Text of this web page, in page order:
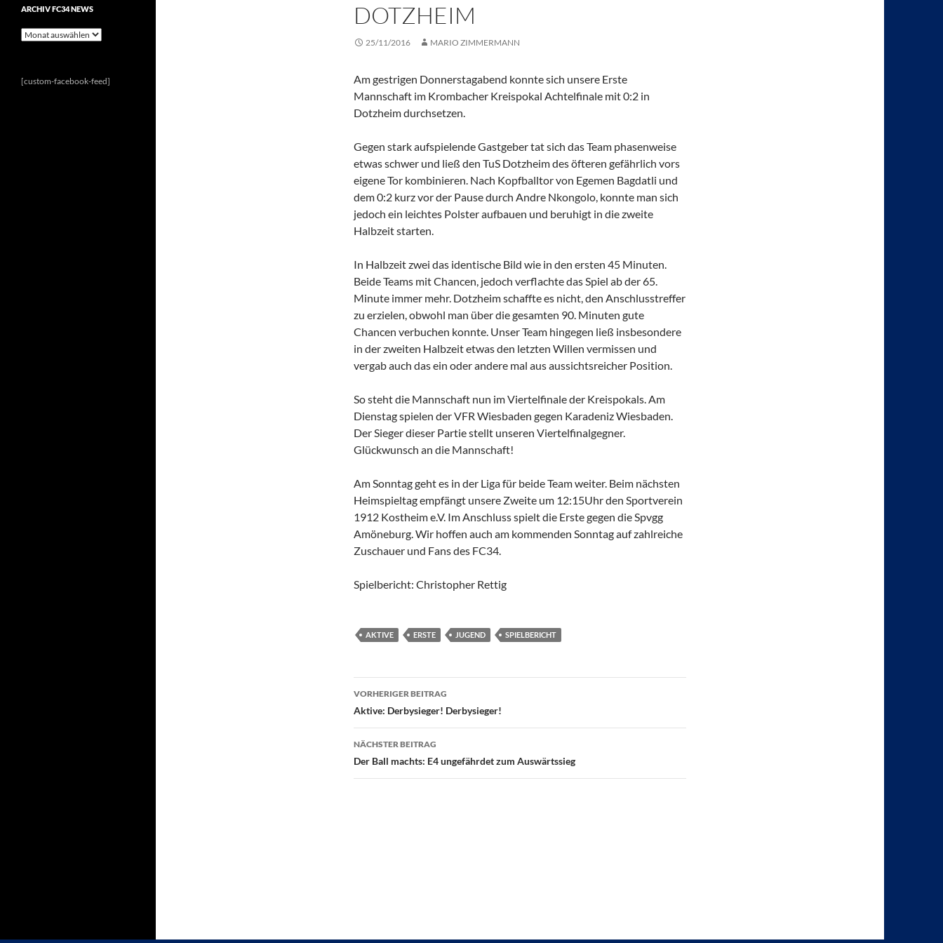
DOTZHEIM
25/11/2016 MARIO ZIMMERMANN
Am gestrigen Donnerstagabend konnte sich unsere Erste
Mannschaft im Krombacher Kreispokal Achtelfinale mit 0:2 in
Dotzheim durchsetzen.
Gegen stark aufspielende Gastgeber tat sich das Team phasenweise
etwas schwer und ließ den TuS Dotzheim des öfteren gefährlich vors
eigene Tor kombinieren. Nach Kopfballtor von Egemen Bagdatli und
dem 0:2 kurz vor der Pause durch Andre Nkongolo, konnte man sich
jedoch ein leichtes Polster aufbauen und beruhigt in die zweite
Halbzeit starten.
In Halbzeit zwei das identische Bild wie in den ersten 45 Minuten.
Beide Teams mit Chancen, jedoch verflachte das Spiel ab der 65.
Minute immer mehr. Dotzheim schaffte es nicht, den Anschlusstreffer
zu erzielen, obwohl man über die gesamten 90. Minuten gute
Chancen verbuchen konnte. Unser Team hingegen ließ insbesondere
in der zweiten Halbzeit etwas den letzten Willen vermissen und
vergab auch das ein oder andere mal aus aussichtsreicher Position.
So steht die Mannschaft nun im Viertelfinale der Kreispokals. Am
Dienstag spielen der VFR Wiesbaden gegen Karadeniz Wiesbaden.
Der Sieger dieser Partie stellt unseren Viertelfinalgegner.
Glückwunsch an die Mannschaft!
Am Sonntag geht es in der Liga für beide Team weiter. Beim nächsten
Heimspieltag empfängt unsere Zweite um 12:15Uhr den Sportverein
1912 Kostheim e.V. Im Anschluss spielt die Erste gegen die Spvgg
Amöneburg. Wir hoffen auch am kommenden Sonntag auf zahlreiche
Zuschauer und Fans des FC34.
Spielbericht: Christopher Rettig
AKTIVE ERSTE JUGEND SPIELBERICHT
Beitragsnavigation
VORHERIGER BEITRAG
Aktive: Derbysieger! Derbysieger!
NÄCHSTER BEITRAG
Der Ball machts: E4 ungefährdet zum Auswärtssieg
ARCHIV FC34 NEWS
Archiv
[custom-facebook-feed]